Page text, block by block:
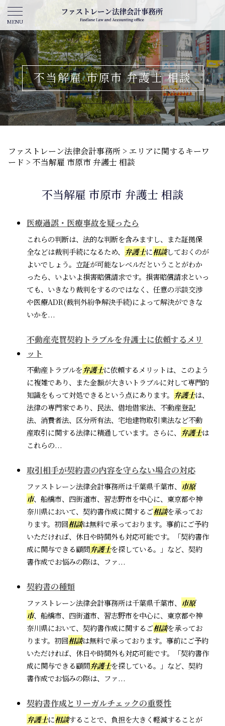
不当解雇 市原市 弁護士 相談
ファストレーン法律会計事務所 > エリアに関するキーワ
ード > 不当解雇 市原市 弁護士 相談
不当解雇 市原市 弁護士 相談
医療過誤・医療事故を疑ったら
これらの判断は、法的な判断を含みますし、また証拠保
全などは裁判手続になるため、 弁護士に相談しておくのが
よいでしょう。立証が可能なレベルだということがわか
ったら、いよいよ損害賠償請求です。損害賠償請求といっ
ても、いきなり裁判をするのではなく、任意の示談交渉
や医療ADR(裁判外紛争解決手続)によって解決ができな
いかを...
不動産売買契約トラブルを弁護士に依頼するメリ
ット
不動産トラブルを弁護士に依頼するメリットは、このよう
に複雑であり、また金額が大きいトラブルに対して専門的
知識をもって対処できるという点にあります。 弁護士は、
法律の専門家であり、民法、借地借家法、不動産登記
法、消費者法、区分所有法、宅地建物取引業法など不動
産取引に関する法律に精通しています。さらに、 弁護士は
これらの...
取引相手が契約書の内容を守らない場合の対応
ファストレーン法律会計事務所は千葉県千葉市、
市原
市、船橋市、四街道市、習志野市を中心に、東京都や神
奈川県において、契約書作成に関するご相談を承ってお
ります。初回相談は無料で承っております。事前にご予約
いただければ、休日や時間外も対応可能です。「契約書作
成に関与できる顧問弁護士を探している。」など、契約
書作成でお悩みの際は、ファ...
契約書の種類
ファストレーン法律会計事務所は千葉県千葉市、
市原
市、船橋市、四街道市、習志野市を中心に、東京都や神
奈川県において、契約書作成に関するご相談を承ってお
ります。初回相談は無料で承っております。事前にご予約
いただければ、休日や時間外も対応可能です。「契約書作
成に関与できる顧問弁護士を探している。」など、契約
書作成でお悩みの際は、ファ...
契約書作成とリーガルチェックの重要性
弁護士に相談することで、負担を大きく軽減することが